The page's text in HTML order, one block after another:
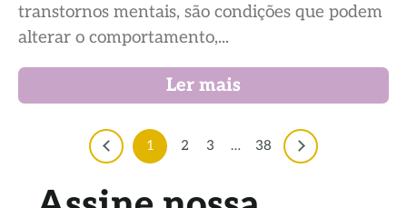
transtornos mentais, são condições que podem
alterar o comportamento,...
Ler mais
1 2 3 … 38